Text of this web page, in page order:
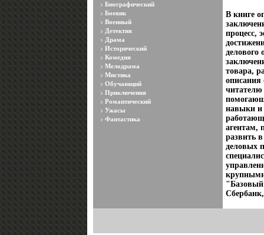
Биографический
Боевик
Военный
Детектив
Драма
Исторический
Комедия
Мелодрама
Мистика
Обучающий
Приключения
Романтический
Ужасы
Фантастика
В книге
процесс,
делового
товара,
описания
читателю
навыки и
агентам,
развить
деловых